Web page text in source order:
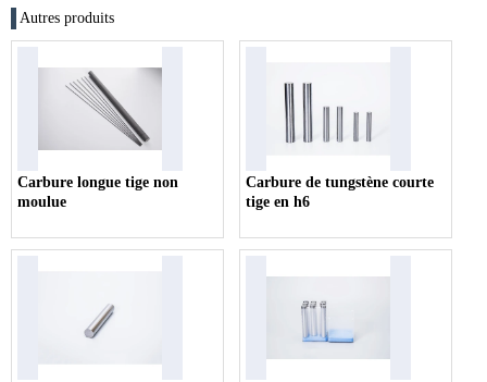
Autres produits
Carbure longue tige non
moulue
Carbure de tungstène courte
tige en h6